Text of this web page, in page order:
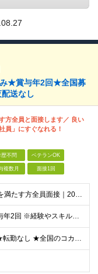
★賞与年2回★全国募
送なし
方全員と面接します／ 良い
員」にすぐなれる！
歴不問 ベテランOK
複数月 面接1回
【未経験OK｜応募資格を満たす方全員面接｜20代～40代多数活躍中！】 ◎学歴不問 ◎前職不問 ◎転職回数不問 ◎普通運転免許（AT限定可）をお持ちの方 ◎44歳以下の方（※長期のキャリア形成を図るた
■月給229,000円～＋賞与年2回 ※経験やスキルにより考慮いたします ※試用期間は全国共通で1～3ヶ月あり（習熟度により変動：給与・その他条件の差異なし） ※上記には固定残業代を含みます（エリアに
★希望勤務地で働ける ★転勤なし ★全国のコカ・コーラ社営業所で募集中 ※エリア詳細は以下よりご確認ください。